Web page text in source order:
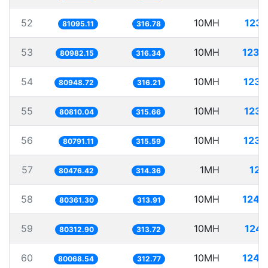
52 81095.11 316.78 10MH
53 80982.15 316.34 10MH
54 80948.72 316.21 10MH
55 80810.04 315.66 10MH
56 80791.11 315.59 10MH
57 80476.42 314.36 1MH
58 80361.30 313.91 10MH
59 80312.90 313.72 10MH
60 80068.54 312.77 10MH